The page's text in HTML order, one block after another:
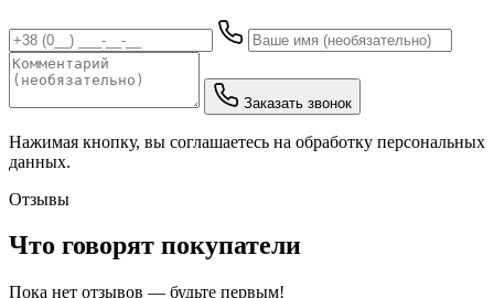
Заказать звонок
Нажимая кнопку, вы соглашаетесь на обработку персональных
данных.
Отзывы
Что говорят покупатели
Пока нет отзывов — будьте первым!